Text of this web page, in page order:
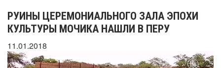
РУИНЫ ЦЕРЕМОНИАЛЬНОГО ЗАЛА ЭПОХИ
КУЛЬТУРЫ МОЧИКА НАШЛИ В ПЕРУ
11.01.2018